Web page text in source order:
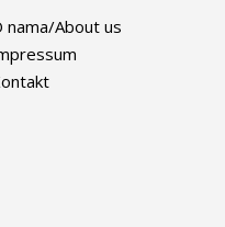
nama/About us